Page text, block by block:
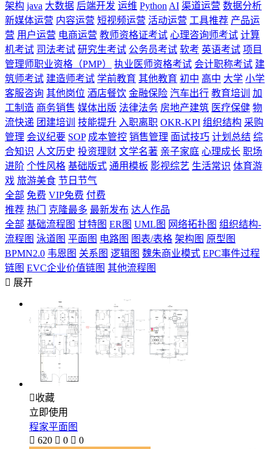
架构 java 大数据 后端开发 运维 Python AI 渠道运营 数据分析
新媒体运营 内容运营 短视频运营 活动运营 工具推荐 产品运
营 用户运营 电商运营 教师资格证考试 心理咨询师考试 计算
机考试 司法考试 研究生考试 公务员考试 软考 英语考试 项目
管理师职业资格（PMP）
执业医师资格考试 会计职称考试 建
筑师考试 建造师考试 学前教育 其他教育 初中 高中 大学 小学
客服咨询 其他岗位 酒店餐饮 金融保险 汽车出行 教育培训
加
工制造 商务销售 媒体出版 法律法务 房地产建筑 医疗保健 物
流快递 团建培训 技能提升 入职离职 OKR-KPI 组织结构 采购
管理 会议纪要 SOP 成本管控 销售管理 面试技巧 计划总结 综
合知识 人文历史 投资理财 文学名著 亲子家庭 心理成长 职场
进阶 个性风格 基础版式 通用模板 影视综艺 生活常识 体育游
戏 旅游美食 节日节气
全部 免费 VIP免费 付费
推荐 热门 克隆最多 最新发布 达人作品
全部 基础流程图 甘特图 ER图 UML图 网络拓扑图 组织结构-
流程图 泳道图 平面图 电路图 图表/表格 架构图 原型图
BPMN2.0 韦恩图 关系图 逻辑图 魏朱商业模式 EPC事件过程
链图 EVC企业价值链图 其他流程图
 展开
收藏
立即使用
程家平面图
 620  0  0